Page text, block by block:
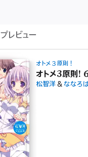
プレビュー
オトメ３原則！
オトメ3原則!
松智洋&ななろ